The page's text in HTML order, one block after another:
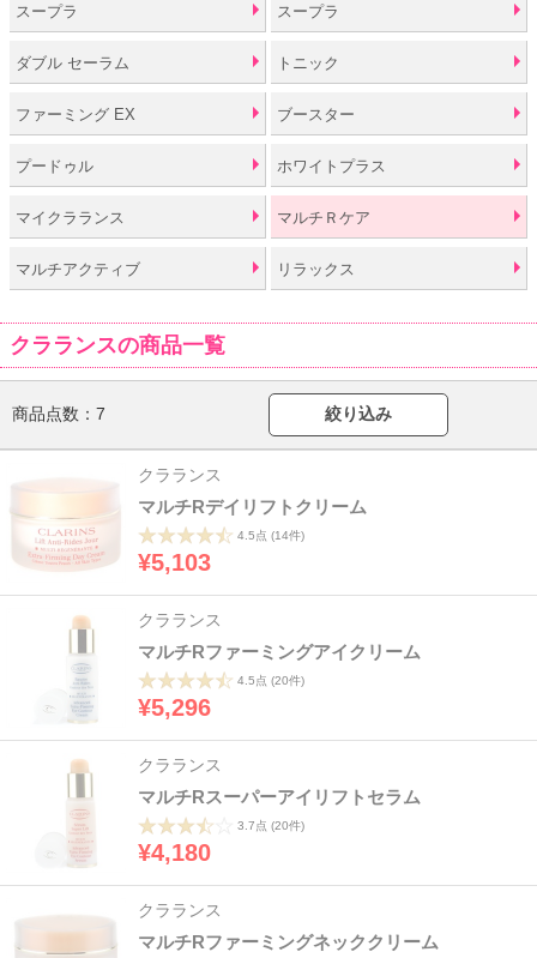
スープラ スープラ
ダブル セーラム トニック
ファーミング EX ブースター
プードゥル ホワイトプラス
マイクラランス マルチＲケア
マルチアクティブ リラックス
クラランスの商品一覧
商品点数： 7 絞り込み
クラランス
マルチRデイリフトクリーム
4.5点 (14件)
¥5,103
クラランス
マルチRファーミングアイクリーム
4.5点 (20件)
¥5,296
クラランス
マルチRスーパーアイリフトセラム
3.7点 (20件)
¥4,180
クラランス
マルチRファーミングネッククリーム